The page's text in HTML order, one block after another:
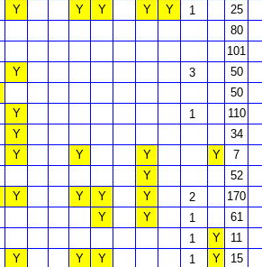
Y Y Y Y Y 1 25
80
101
Y 3 50
50
Y 1 110
Y 34
Y Y Y Y 7
Y 52
Y Y Y Y 2 170
Y Y 1 61
1 Y 11
Y Y Y 1 Y 15